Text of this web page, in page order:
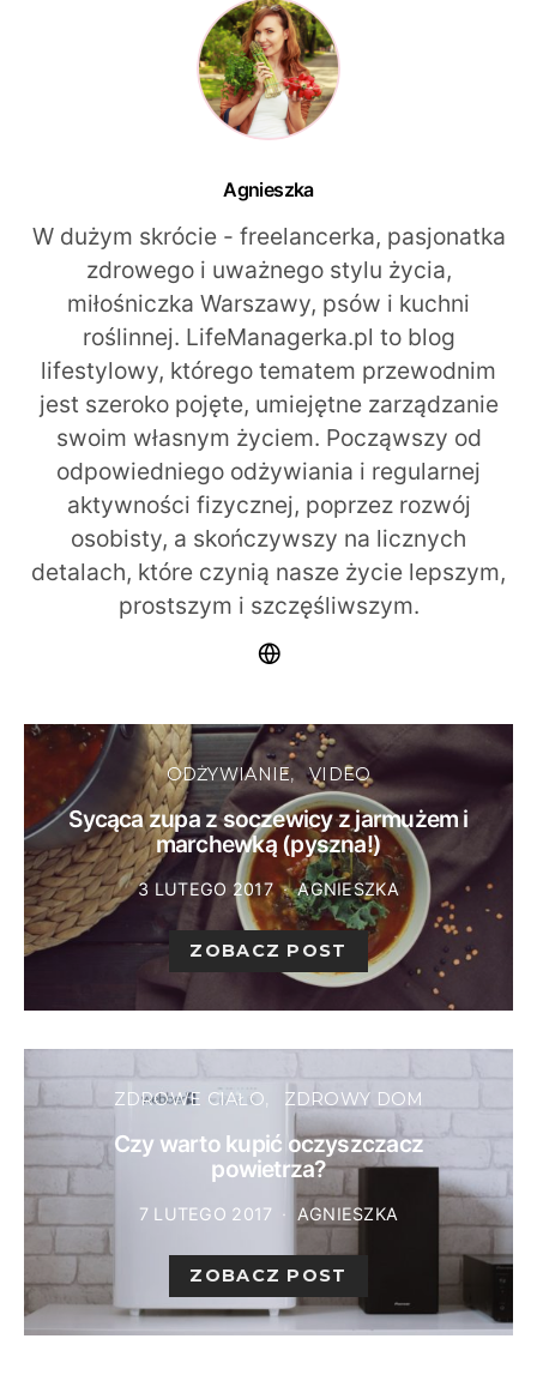
Agnieszka
W dużym skrócie - freelancerka, pasjonatka
zdrowego i uważnego stylu życia,
miłośniczka Warszawy, psów i kuchni
roślinnej. LifeManagerka.pl to blog
lifestylowy, którego tematem przewodnim
jest szeroko pojęte, umiejętne zarządzanie
swoim własnym życiem. Począwszy od
odpowiedniego odżywiania i regularnej
aktywności fizycznej, poprzez rozwój
osobisty, a skończywszy na licznych
detalach, które czynią nasze życie lepszym,
prostszym i szczęśliwszym.
ODŻYWIANIE VIDEO
Sycąca zupa z soczewicy z jarmużem i
marchewką (pyszna!)
3 LUTEGO 2017 AGNIESZKA
ZOBACZ POST
ZDROWE CIAŁO ZDROWY DOM
Czy warto kupić oczyszczacz
powietrza?
7 LUTEGO 2017 AGNIESZKA
ZOBACZ POST